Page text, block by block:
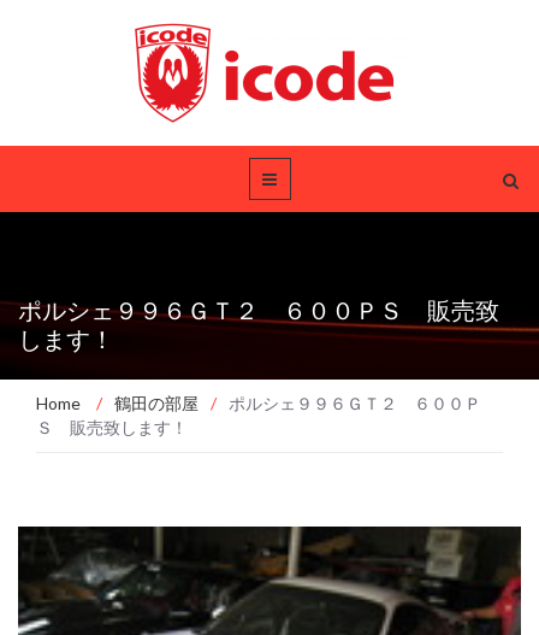
ポルシェ９９６ＧＴ２ ６００ＰＳ 販売致
します！
Home / 鶴田の部屋 /
ポルシェ９９６ＧＴ２ ６００Ｐ
Ｓ 販売致します！